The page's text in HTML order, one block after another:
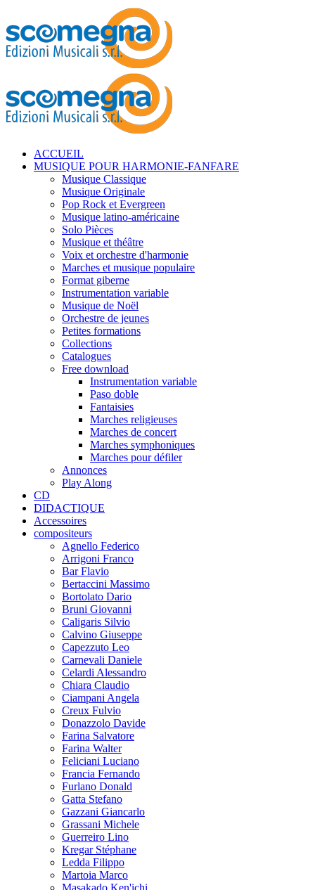
ACCUEIL
MUSIQUE POUR HARMONIE-FANFARE
Musique Classique
Musique Originale
Pop Rock et Evergreen
Musique latino-américaine
Solo Pièces
Musique et théâtre
Voix et orchestre d'harmonie
Marches et musique populaire
Format giberne
Instrumentation variable
Musique de Noël
Orchestre de jeunes
Petites formations
Collections
Catalogues
Free download
Instrumentation variable
Paso doble
Fantaisies
Marches religieuses
Marches de concert
Marches symphoniques
Marches pour défiler
Annonces
Play Along
CD
DIDACTIQUE
Accessoires
compositeurs
Agnello Federico
Arrigoni Franco
Bar Flavio
Bertaccini Massimo
Bortolato Dario
Bruni Giovanni
Caligaris Silvio
Calvino Giuseppe
Capezzuto Leo
Carnevali Daniele
Celardi Alessandro
Chiara Claudio
Ciampani Angela
Creux Fulvio
Donazzolo Davide
Farina Salvatore
Farina Walter
Feliciani Luciano
Francia Fernando
Furlano Donald
Gatta Stefano
Gazzani Giancarlo
Grassani Michele
Guerreiro Lino
Kregar Stéphane
Ledda Filippo
Martoia Marco
Masakado Ken'ichi